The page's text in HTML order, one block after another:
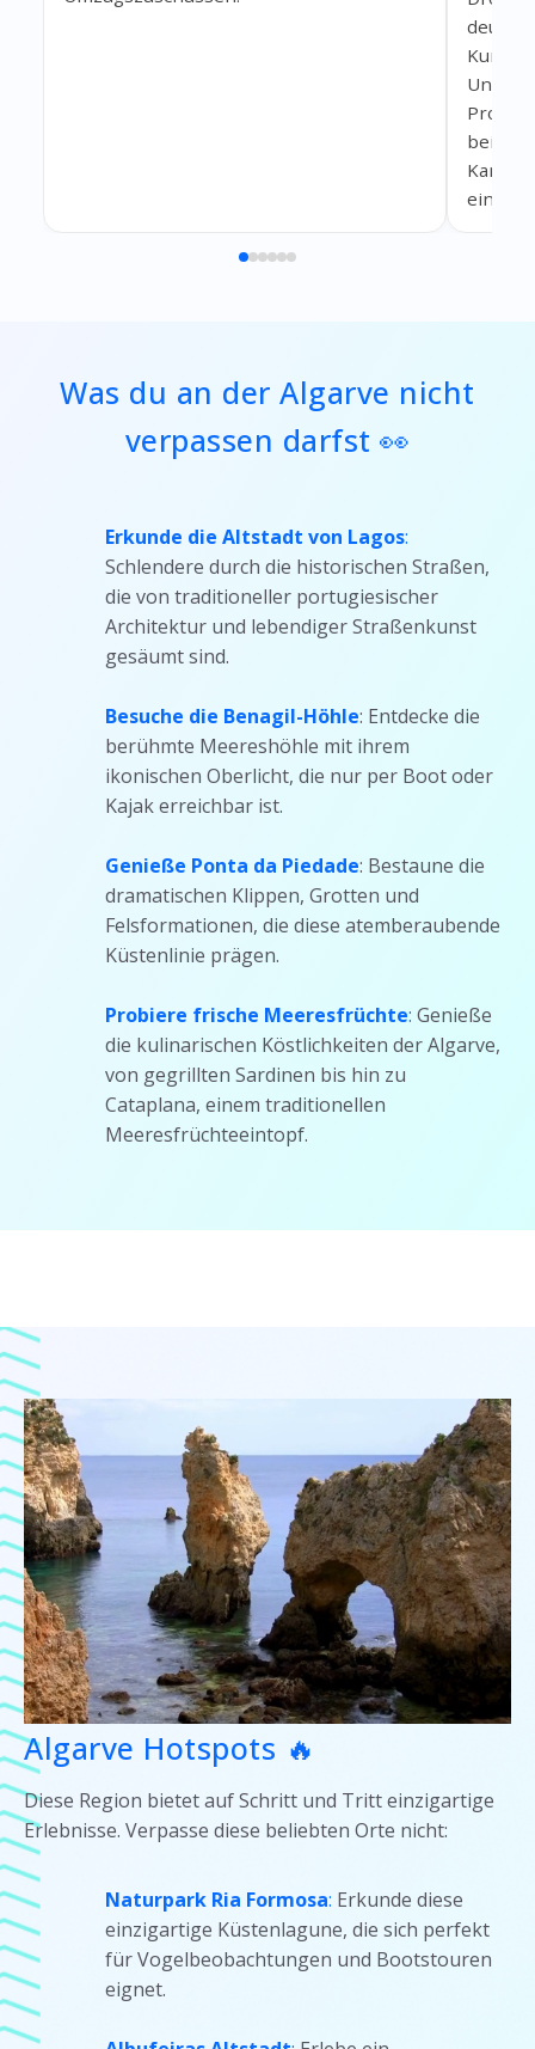
bei
einem
Was du an der Algarve nicht
verpassen darfst 👀
Erkunde die Altstadt von Lagos:
Schlendere durch die historischen Straßen,
die von traditioneller portugiesischer
Architektur und lebendiger Straßenkunst
gesäumt sind.
Besuche die Benagil-Höhle: Entdecke die
berühmte Meereshöhle mit ihrem
ikonischen Oberlicht, die nur per Boot oder
Kajak erreichbar ist.
Genieße Ponta da Piedade: Bestaune die
dramatischen Klippen, Grotten und
Felsformationen, die diese atemberaubende
Küstenlinie prägen.
Probiere frische Meeresfrüchte: Genieße
die kulinarischen Köstlichkeiten der Algarve,
von gegrillten Sardinen bis hin zu
Cataplana, einem traditionellen
Meeresfrüchteeintopf.
Algarve Hotspots 🔥
Diese Region bietet auf Schritt und Tritt einzigartige
Erlebnisse. Verpasse diese beliebten Orte nicht:
Naturpark Ria Formosa: Erkunde diese
einzigartige Küstenlagune, die sich perfekt
für Vogelbeobachtungen und Bootstouren
eignet.